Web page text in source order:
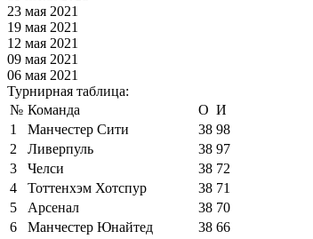
23 мая 2021
19 мая 2021
12 мая 2021
09 мая 2021
06 мая 2021
Турнирная таблица:
№ Команда О И
1
Манчестер Сити 38 98
2
Ливерпуль 38 97
3
Челси 38 72
4
Тоттенхэм Хотспур 38 71
5
Арсенал 38 70
6
Манчестер Юнайтед 38 66